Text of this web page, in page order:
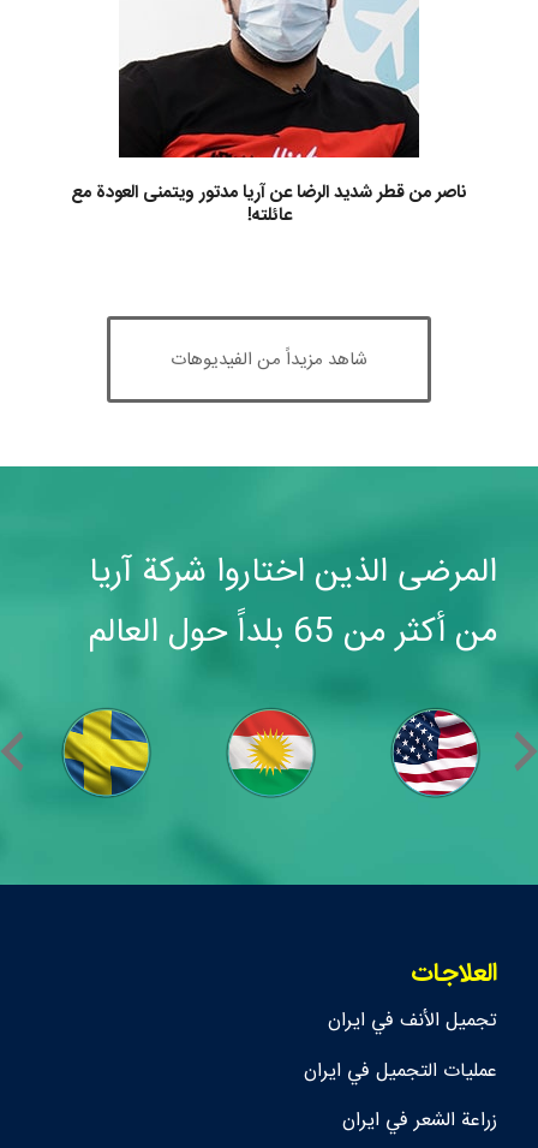
ناصر من قطر شديد الرضا عن آريا مدتور ويتمنى العودة مع
عائلته!
شاهد مزيداً من الفيديوهات
المرضى الذين اختاروا شركة آريا
من أكثر من 65 بلداً حول العالم
العلاجات
تجمیل الأنف في ايران
عمليات التجميل في ايران
زراعة الشعر في ايران